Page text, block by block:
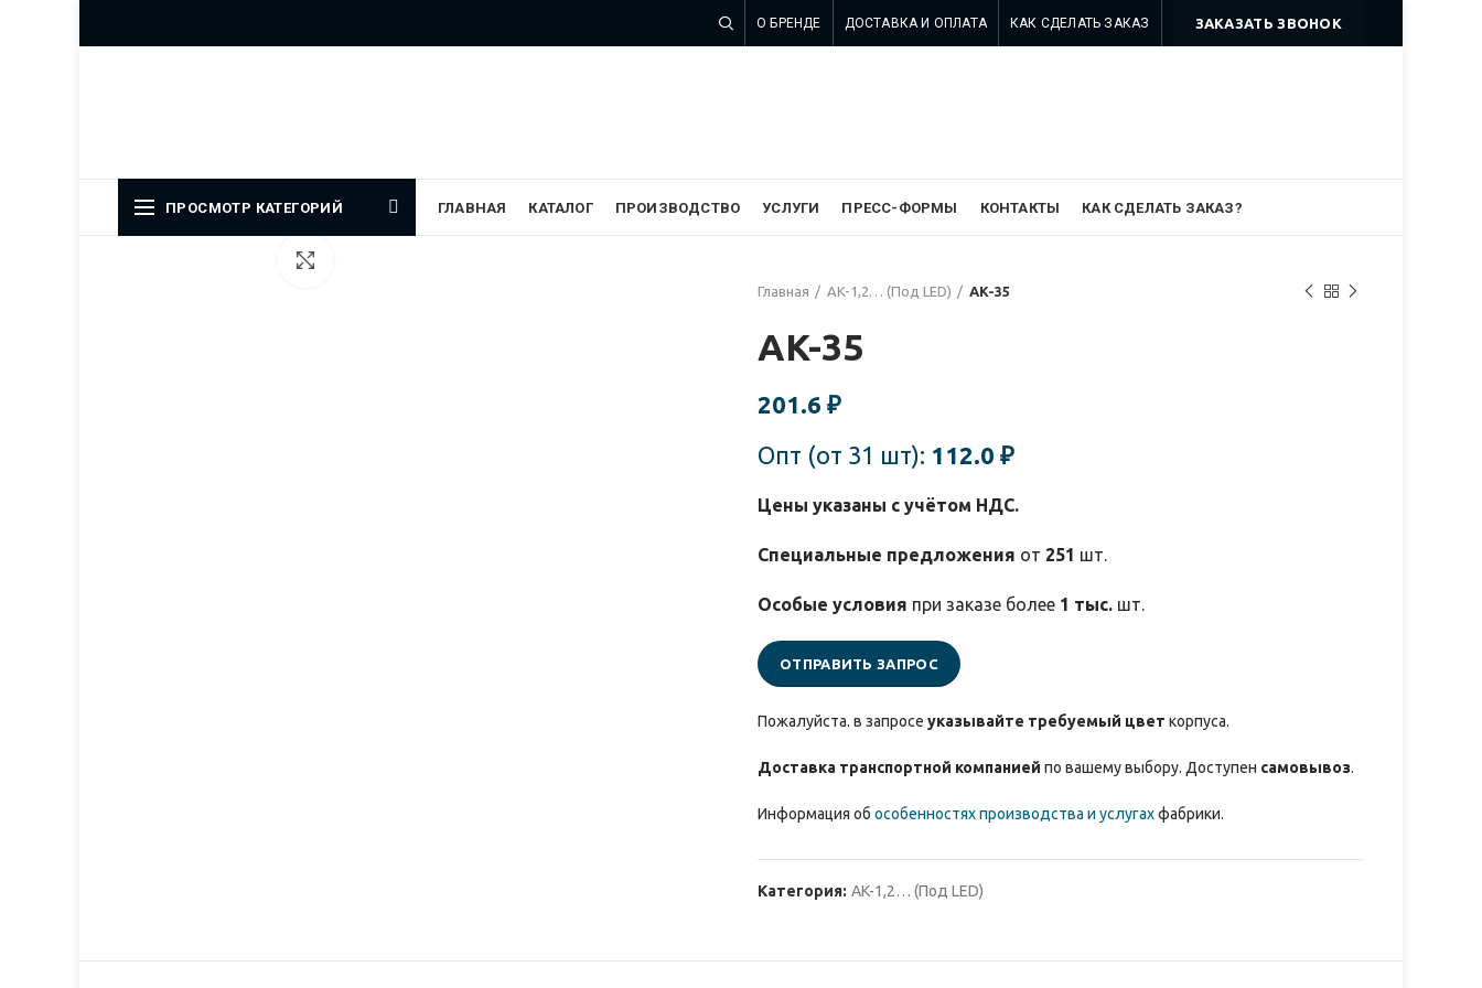
О БРЕНДЕ ДОСТАВКА И ОПЛАТА КАК СДЕЛАТЬ ЗАКАЗ ЗАКАЗАТЬ ЗВОНОК
ПРОСМОТР КАТЕГОРИЙ ГЛАВНАЯ КАТАЛОГ ПРОИЗВОДСТВО УСЛУГИ ПРЕСС-ФОРМЫ КОНТАКТЫ КАК СДЕЛАТЬ ЗАКАЗ?
Главная
AK-1,2… (Под LED) AK-35
AK-35
201.6 ₽
Опт (от 31 шт): 112.0 ₽
Цены указаны с учётом НДС.
Специальные предложения от 251 шт.
Особые условия при заказе более 1 тыс. шт.
ОТПРАВИТЬ ЗАПРОС
Пожалуйста. в запросе указывайте требуемый цвет корпуса.
Доставка транспортной компанией по вашему выбору. Доступен самовывоз.
Информация об особенностях производства и услугахфабрики.
Категория: AK-1,2… (Под LED)